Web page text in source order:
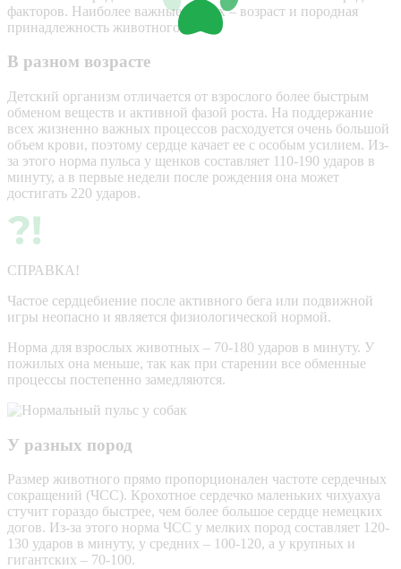
факторов. Наиболее важные из них – возраст и породная
принадлежность животного.
В разном возрасте
Детский организм отличается от взрослого более быстрым
обменом веществ и активной фазой роста. На поддержание
всех жизненно важных процессов расходуется очень большой
объем крови, поэтому сердце качает ее с особым усилием. Из-
за этого норма пульса у щенков составляет 110-190 ударов в
минуту, а в первые недели после рождения она может
достигать 220 ударов.
СПРАВКА!
Частое сердцебиение после активного бега или подвижной
игры неопасно и является физиологической нормой.
Норма для взрослых животных – 70-180 ударов в минуту. У
пожилых она меньше, так как при старении все обменные
процессы постепенно замедляются.
У разных пород
Размер животного прямо пропорционален частоте сердечных
сокращений (ЧСС). Крохотное сердечко маленьких чихуахуа
стучит гораздо быстрее, чем более большое сердце немецких
догов. Из-за этого норма ЧСС у мелких пород составляет 120-
130 ударов в минуту, у средних – 100-120, а у крупных и
гигантских – 70-100.